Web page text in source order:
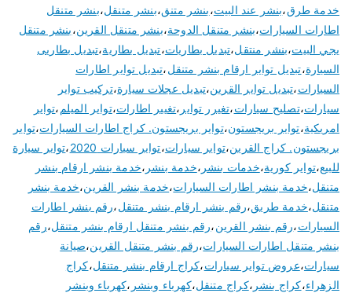
خدمة طرق،بنشر عند البيت،بنشر متنق،بنشر متنقل،بنشر متنقل
اطارات السيارات،بنشر متنقل الدوحة،بنشر متنقل القرين،بنشر متنقل
يجي البيت،بنشر منتقل،تبديل بطاريات،تبديل بطارية،تبديل بطاريى
السيارة،تبديل تواير ارقام بنشر متنقل،تبديل تواير اطارات
السيارات،تبديل تواير القرين،تبديل عجلات سيارة،تركيب تواير
سيارات،تصليح سيارات،تغيرر تواير ،تغيير اطارات،تواير الميلم،تواير
امريكية،تواير بريجستون،تواير بريجستون. كراج اطارات السيارات،تواير
بريجستون. كراج القرين،تواير سيارات،تواير سيارات 2020 ،تواير سيارة
للبيع،تواير كورية،خدمات بنشر ،خدمة بنشر ،خدمة بنشر ارقام بنشر
متنقل،خدمة بنشر اطارات السيارات،خدمة بنشر القرين،خدمة بنشر
متنقل،خدمة طريق،رقم بنشر ارقام بنشر متنقل،رقم بنشر اطارات
السيارات،رقم بنشر القرين،رقم بنشر متنقل ارقام بنشر متنقل،رقم
بنشر متنقل اطارات السيارات،رقم بنشر متنقل القرين،صيانة
سيارات،عروض تواير سيارات،كراج ارقام بنشر متنقل،كراج
الزهراء،كراج بنشر ،كراج متنقل،كهرباء وبنشر ،كهرباء وبنشر